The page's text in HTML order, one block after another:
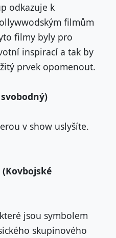
odkazuje k
filmům
filmy byly pro
inspirací a tak by
prvek opomenout.
v show uslyšíte.
(Kovbojské
jsou symbolem
skupinového